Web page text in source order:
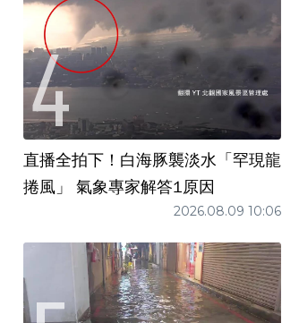
直播全拍下！白海豚襲淡水「罕現龍
捲風」 氣象專家解答1原因
2026.08.09 10:06